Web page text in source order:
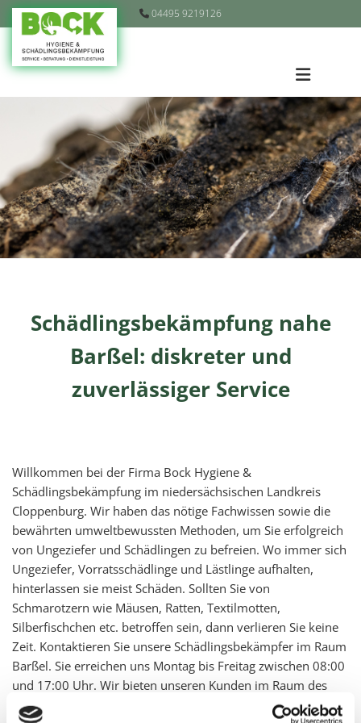
Zum Inhalt springen  04495 9219126
Schädlingsbekämpfung nahe
Barßel: diskreter und
zuverlässiger Service
Willkommen bei der Firma Bock Hygiene &
Schädlingsbekämpfung im niedersächsischen Landkreis
Cloppenburg. Wir haben das nötige Fachwissen sowie die
bewährten umweltbewussten Methoden, um Sie erfolgreich
von Ungeziefer und Schädlingen zu befreien. Wo immer sich
Ungeziefer, Vorratsschädlinge und Lästlinge aufhalten,
hinterlassen sie meist Schäden. Sollten Sie von
Schmarotzern wie Mäusen, Ratten, Textilmotten,
Silberfischchen etc. betroffen sein, dann verlieren Sie keine
Zeit. Kontaktieren Sie unsere Schädlingsbekämpfer im Raum
Barßel. Sie erreichen uns Montag bis Freitag zwischen 08:00
und 17:00 Uhr. Wir bieten unseren Kunden im Raum des
niedersächsischen Landkreises Cloppenburg neben einer